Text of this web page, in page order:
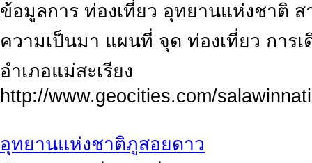
ข้อมูลการ ท่องเที่ยว อุทยานแห่งชาติ
ความเป็นมา แผนที่ จุด ท่องเที่ยว การ
อำเภอแม่สะเรียง
http://www.geocities.com/
อุทยานแห่งชาติภูสอยดาว